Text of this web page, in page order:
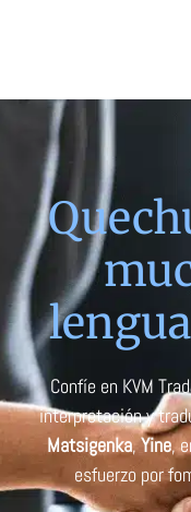
Confíe en KVM
interpretación y
Matsigenka,Yine,
esfuerzo por